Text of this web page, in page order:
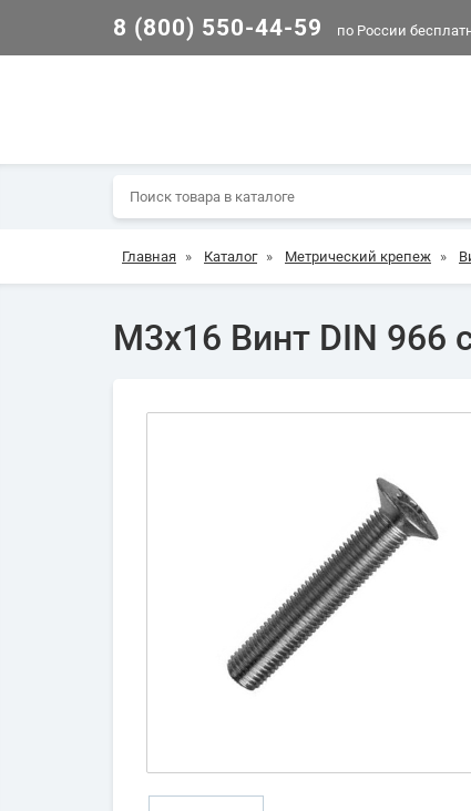
8 (800) 550-44-59 по России
Главная » Каталог » Метрический крепеж »
М3х16 Винт DIN 966